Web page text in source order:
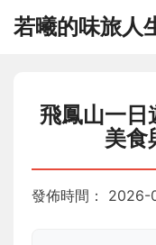
若曦的味旅人
飛鳳山一日
美食
發佈時間： 2026-